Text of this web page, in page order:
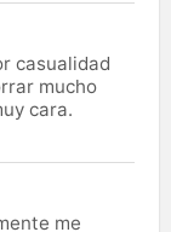
casualidad
mucho
cara.
me